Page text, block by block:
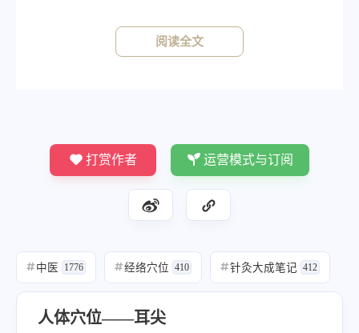
阅读全文
打赏作者 运营模式与订阅
#中医 1776 #经络穴位 410 #针灸大成笔记 412
人体穴位——耳尖